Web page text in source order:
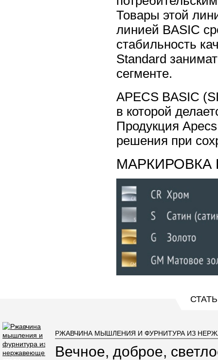
Товары этой
линией BASIC
стабильность
Standard
сегменте.
APECS BASIC
в которой
Продукция
решения при
МАРКИРОВКА
РЖАВЧИНА МЫШЛЕНИЯ И ФУРНИТУРА ИЗ
Вечное, доброе,